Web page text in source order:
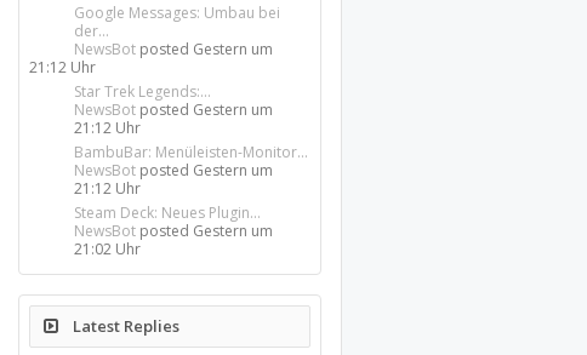
Google Messages: Umbau bei
der...
NewsBot posted Gestern um
21:12 Uhr
Star Trek Legends:...
NewsBot posted Gestern um
21:12 Uhr
BambuBar: Menüleisten-Monitor...
NewsBot posted Gestern um
21:12 Uhr
Steam Deck: Neues Plugin...
NewsBot posted Gestern um
21:02 Uhr
Latest Replies